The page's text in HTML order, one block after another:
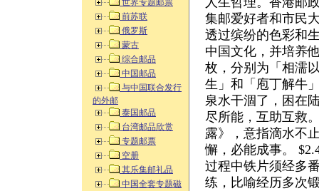
前苏联
俄罗斯
蒙古
综合邮品
中国邮品
与中国联合发行
的外邮
泰国邮品
台湾邮品欣赏
专题邮票
空册
其乐集邮礼品
中国全套专题磁
集邮爱好者和市民
透过缤纷的色彩和
中国文化，并培养
枚，分别为「相濡
生」和「庖丁解牛
泉水干涸了，困在
尽所能，互助互救
露》，意指滴水不
懈，必能成事。
过程中铁片须经多
练，比喻经历多次